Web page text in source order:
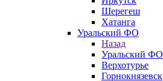
Шерегеш
Хатанга
Уральский ФО
Назад
Уральский ФО
Верхотурье
Горнокнязевск